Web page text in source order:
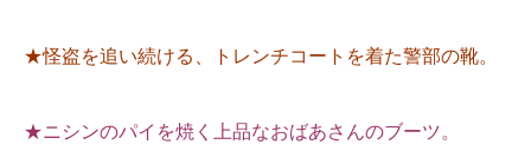
★怪盗を追い続ける、トレンチコートを着た警部の靴。
★ニシンのパイを焼く上品なおばあさんのブーツ。